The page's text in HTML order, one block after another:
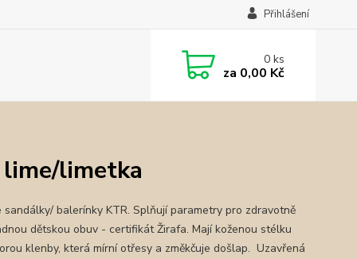
Přihlášení
0ks
za 0,00 Kč
lime/limetka
sandálky/ balerínky KTR. Splňují parametry pro zdravotně
dětskou obuv - certifikát Žirafa. Mají koženou stélku
klenby, která mírní otřesy a změkčuje došlap. Uzavřená